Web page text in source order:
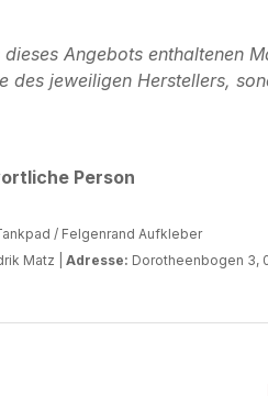
Angebots enthaltenen
des jeweiligen Herstellers,
Person
/ Felgenrand Aufkleber
Matz | Adresse: Dorotheenbogen 3,